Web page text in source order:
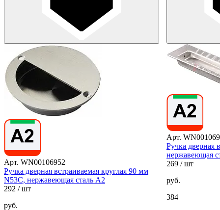
Арт. WN00106952
Ручка дверная встраиваемая круглая 90 мм
N53C, нержавеющая сталь А2
292 / шт
руб.
Арт.
Ручка дверная
нержавеющая
269 / шт
руб.
384